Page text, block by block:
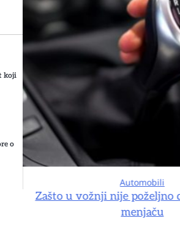
koji
o
Automobili
Zašto u vožnji nije poželjno
menjaču